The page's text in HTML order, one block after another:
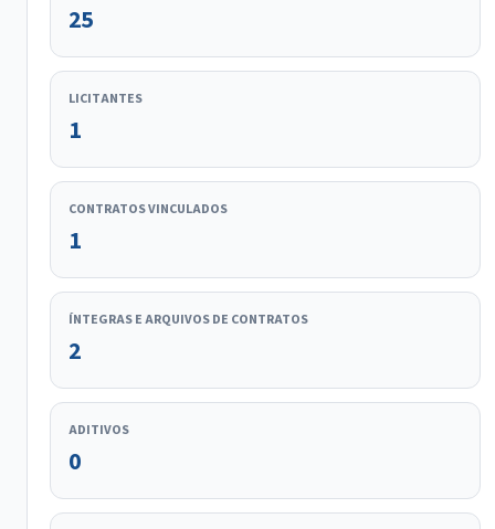
25
LICITANTES
1
CONTRATOS VINCULADOS
1
ÍNTEGRAS E ARQUIVOS DE CONTRATOS
2
ADITIVOS
0